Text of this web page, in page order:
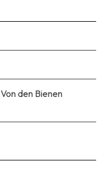
Von den Bienen